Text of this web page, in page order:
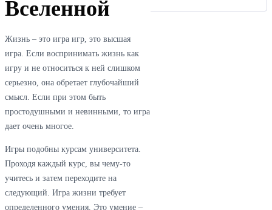
Вселенной
Жизнь – это игра игр, это высшая
игра. Если воспринимать жизнь как
игру и не относиться к ней слишком
серьезно, она обретает глубочайший
смысл. Если при этом быть
простодушными и невинными, то игра
дает очень многое.
Игры подобны курсам университета.
Проходя каждый курс, вы чему-то
учитесь и затем переходите на
следующий. Игра жизни требует
определенного умения. Это умение –